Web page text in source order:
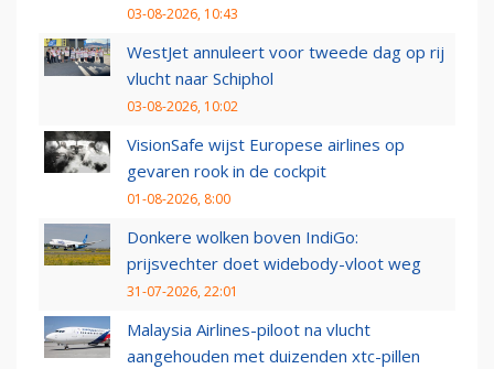
03-08-2026, 10:43
WestJet annuleert voor tweede dag op rij
vlucht naar Schiphol
03-08-2026, 10:02
VisionSafe wijst Europese airlines op
gevaren rook in de cockpit
01-08-2026, 8:00
Donkere wolken boven IndiGo:
prijsvechter doet widebody-vloot weg
31-07-2026, 22:01
Malaysia Airlines-piloot na vlucht
aangehouden met duizenden xtc-pillen